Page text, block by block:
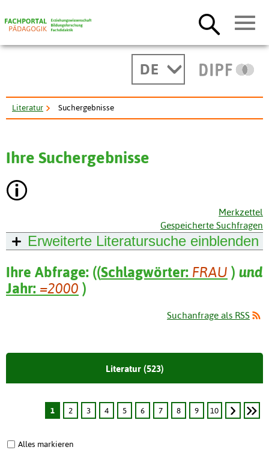
DE
Literatur Suchergebnisse
Ihre Suchergebnisse
Merkzettel
Gespeicherte Suchfragen
Erweiterte Literatursuche einblenden
Ihre Abfrage: ((Schlagwörter: FRAU ) und
Jahr: =2000 )
Suchanfrage als RSS
Literatur (523)
1 2 3 4 5 6 7 8 9 10
Alles markieren